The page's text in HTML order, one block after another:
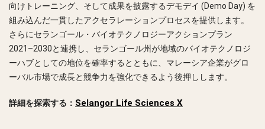
向けトレーニング、そして成果を披露するデモデイ (Demo Day) を
組み込んだ一貫したアクセラレーションプロセスを提供します。
さらにセランゴール・バイオテクノロジーアクションプラン
2021–2030と連携し、セランゴール州が地域のバイオテクノロジ
ーハブとしての地位を確率するとともに、マレーシア企業がグロ
ーバル市場で成長と競争力を強化できるよう後押しします。
詳細を探索する： Selangor Life Sciences X